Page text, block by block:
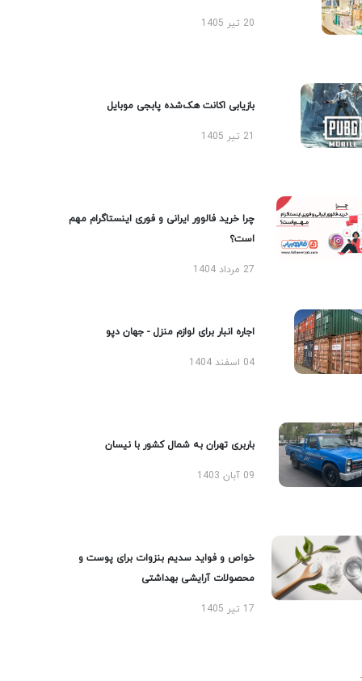
20 تیر 1405
بازیابی اکانت هک‌شده پابجی موبایل
چرا خرید فالوور ایرانی و فوری اینستاگرام مهم
است؟
27 مرداد 1404
اجاره انبار برای لوازم منزل - جهان دپو
04 اسفند 1404
باربری تهران به شمال کشور با نیسان
09 آبان 1403
خواص و فواید سدیم بنزوات برای پوست و
محصولات آرایشی بهداشتی
17 تیر 1405